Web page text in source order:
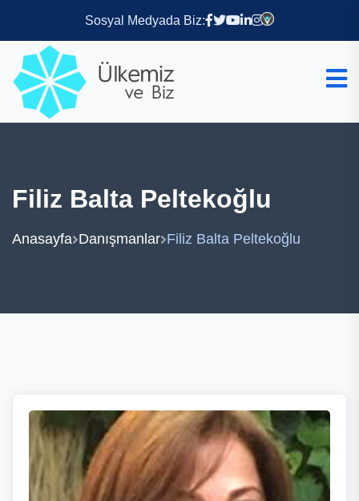
Sosyal Medyada Biz:
Filiz Balta Peltekoğlu
Anasayfa Danışmanlar Filiz Balta Peltekoğlu